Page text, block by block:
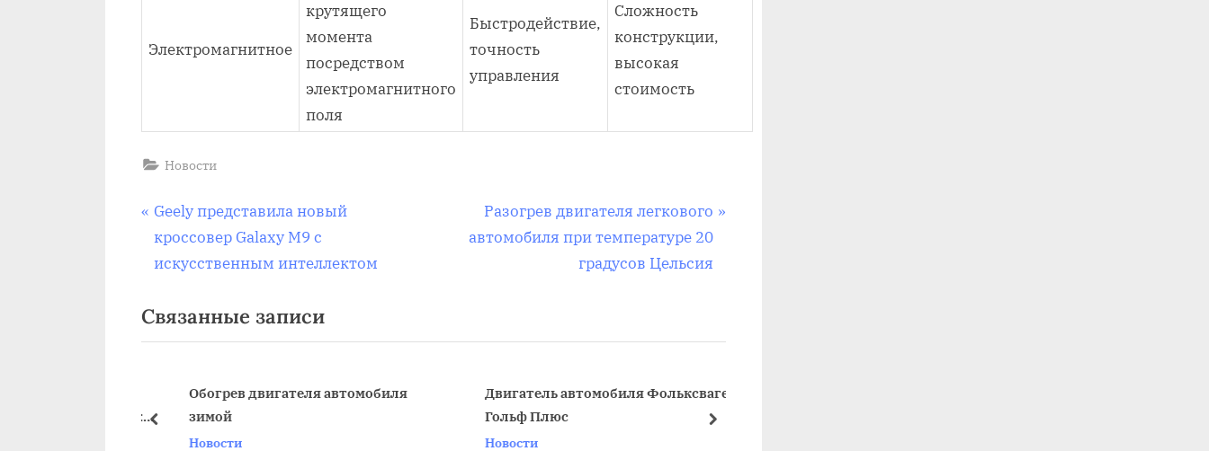
Электромагнитное
крутящего
момента
посредством
электромагнитного
поля
Быстродействие,
точность
управления
Сложность
конструкции,
высокая
стоимость
Новости
Навигация
по
П
р
е
ы
д
а
Geely представила новый
кроссовер Galaxy M9 с
искусственным интеллектом
С
л
ю
а
я
з
Разогрев двигателя легкового
автомобиля при температуре 20
градусов Цельсия
Связанные записи
Обогрев двигателя автомобиля
зимой
Новости
Двигатель автомобиля Фольксваген
Гольф Плюс
Новости
пред далее